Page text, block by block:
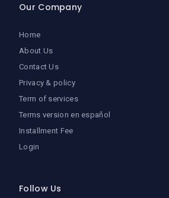
Our Company
Home
About Us
Contact Us
Privacy & policy
Term of services
Terms version en español
Installment Fee
Login
Follow Us